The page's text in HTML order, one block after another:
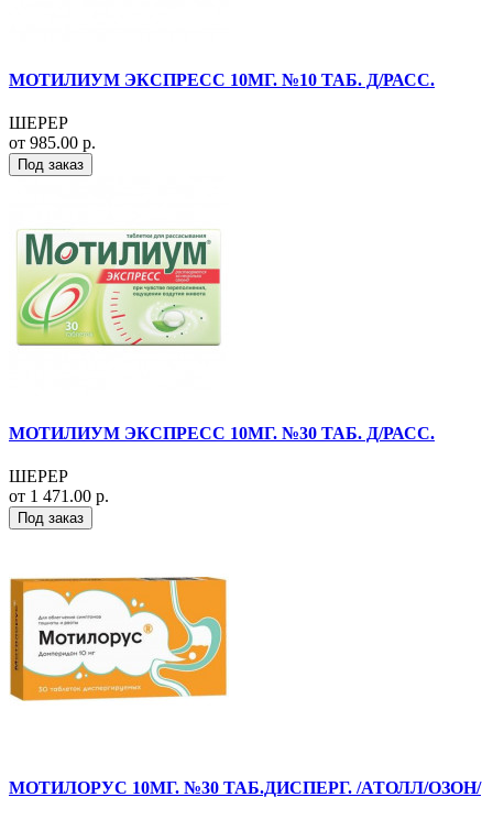
МОТИЛИУМ ЭКСПРЕСС 10МГ. №10 ТАБ. Д/РАСС.
ШЕРЕР
от 985.00 р.
Под заказ
МОТИЛИУМ ЭКСПРЕСС 10МГ. №30 ТАБ. Д/РАСС.
ШЕРЕР
от 1 471.00 р.
Под заказ
МОТИЛОРУС 10МГ. №30 ТАБ.ДИСПЕРГ. /АТОЛЛ/ОЗОН/